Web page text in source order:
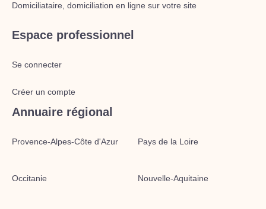
Domiciliataire, domiciliation en ligne sur votre site
Espace professionnel
Se connecter
Créer un compte
Annuaire régional
Provence-Alpes-Côte d'Azur Pays de la Loire
Occitanie Nouvelle-Aquitaine